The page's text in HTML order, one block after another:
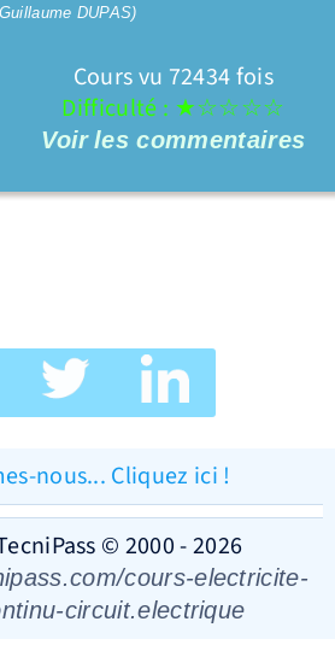
DUPAS)
Cours vu 72434 fois
Difficulté : ★☆☆☆☆
Voirles commentaires
nous... Cliquez ici !
© 2000 - 2026
cours-electricite-
circuit.electrique